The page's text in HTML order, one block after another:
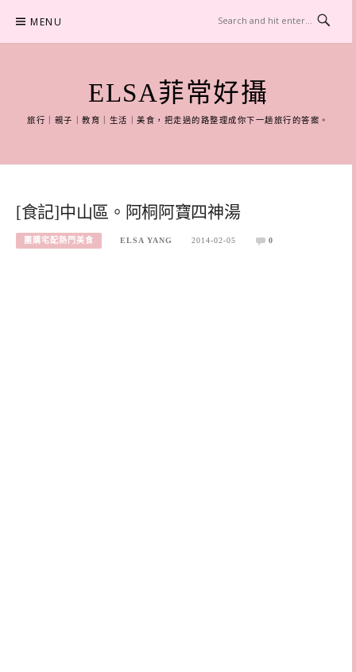
content
MENU
ELSA菲常好攝
旅行｜親子｜教育｜生活｜美食，把走過的路整理成你下一趟旅行的答案。
[食記]中山區。阿桐阿寶四神湯
團購宅配熱門美食 ELSA YANG 2014-02-05 0